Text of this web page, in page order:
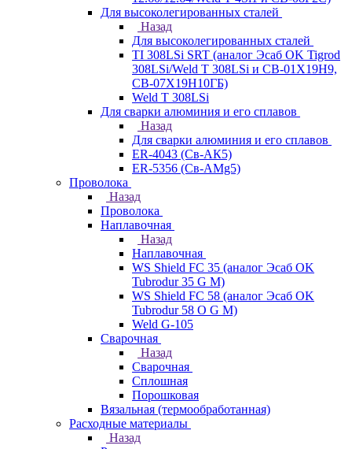
Для высоколегированных сталей
Назад
Для высоколегированных сталей
TI 308LSi SRT (аналог Эсаб OK Tigrod
308LSi/Weld T 308LSi и СВ-01Х19Н9,
СВ-07Х19Н10ГБ)
Weld T 308LSi
Для сварки алюминия и его сплавов
Назад
Для сварки алюминия и его сплавов
ER-4043 (Св-АК5)
ER-5356 (Св-АМg5)
Проволока
Назад
Проволока
Наплавочная
Назад
Наплавочная
WS Shield FC 35 (аналог Эсаб OK
Tubrodur 35 G M)
WS Shield FC 58 (аналог Эсаб OK
Tubrodur 58 O G M)
Weld G-105
Сварочная
Назад
Сварочная
Сплошная
Порошковая
Вязальная (термообработанная)
Расходные материалы
Назад